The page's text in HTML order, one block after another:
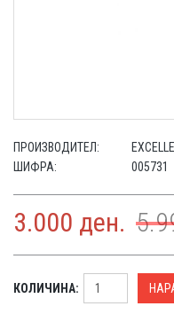
ПРОИЗВОДИТЕЛ:
ШИФРА:
005731
3.000 ден.
КОЛИЧИНА: